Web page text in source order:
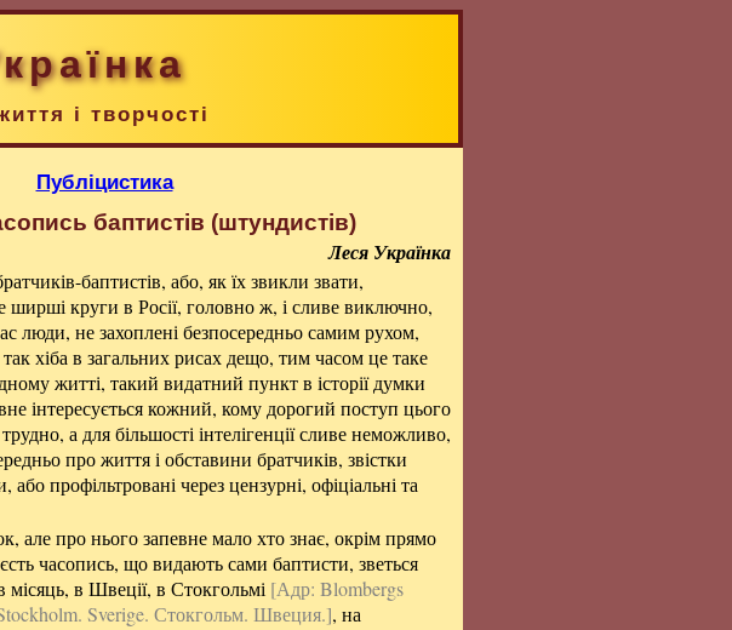
і творчості
Публіцистика
баптистів (штундистів)
Леся Українка
баптистів, або, як їх звикли звати,
ширші круги в Росії, головно ж, і сливе виключно,
люди, не захоплені безпосередньо самим рухом,
хіба в загальних рисах дещо, тим часом це таке
житті, такий видатний пункт в історії думки
інтересується кожний, кому дорогий поступ цього
а для більшості інтелігенції сливе неможливо,
про життя і обставини братчиків, звістки
профільтровані через цензурні, офіціальні та
але про нього запевне мало хто знає, окрім прямо
часопись, що видають сами баптисти, зветься
місяць, в Швеції, в Стокгольмі [Адр: Blombergs
Sverige. Стокгольм. Швеция.], на